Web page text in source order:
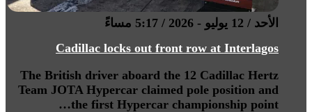
الأحد / 12 يوليو - 2026 / 5:17 مساءً
Cadillac locks out front row at Interlagos
The British driver aboard the 12 Cadillac Hertz
Team JOTA Hypercar claimed pole position and
the first Hypercar championship point…